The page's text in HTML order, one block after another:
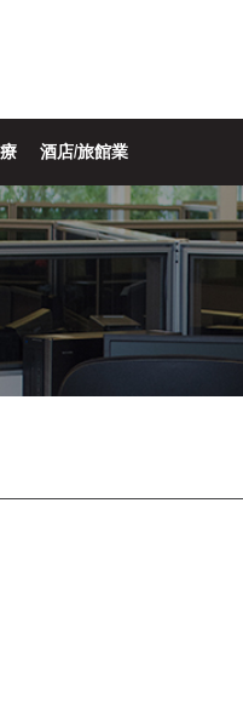
酒店/旅館業